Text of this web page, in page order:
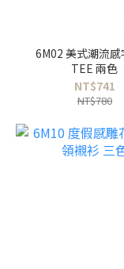
6M02 美式潮流感
TEE 兩色
NT$741
NT$780